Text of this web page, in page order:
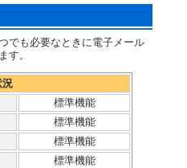
でも必要なときに電子メール
す。
況
標準機能
標準機能
標準機能
標準機能